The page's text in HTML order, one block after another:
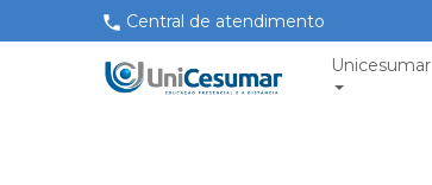
Central de atendimento
Unicesumar